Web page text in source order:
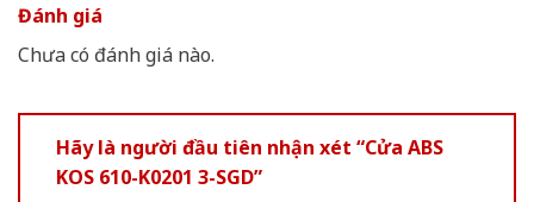
Đánh giá
Chưa có đánh giá nào.
Hãy là người đầu tiên nhận xét “Cửa ABS
KOS 610-K0201 3-SGD”